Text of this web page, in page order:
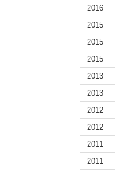
2016
2015
2015
2015
2013
2013
2012
2012
2011
2011